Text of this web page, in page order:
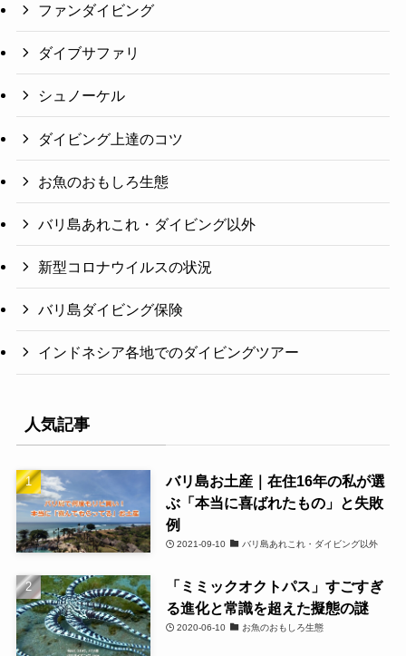
ファンダイビング
ダイブサファリ
シュノーケル
ダイビング上達のコツ
お魚のおもしろ生態
バリ島あれこれ・ダイビング以外
新型コロナウイルスの状況
バリ島ダイビング保険
インドネシア各地でのダイビングツアー
人気記事
バリ島お土産｜在住16年の私が選
ぶ「本当に喜ばれたもの」と失敗
例
2021-09-10 バリ島あれこれ・ダイビング以外
「ミミックオクトパス」すごすぎ
る進化と常識を超えた擬態の謎
2020-06-10 お魚のおもしろ生態